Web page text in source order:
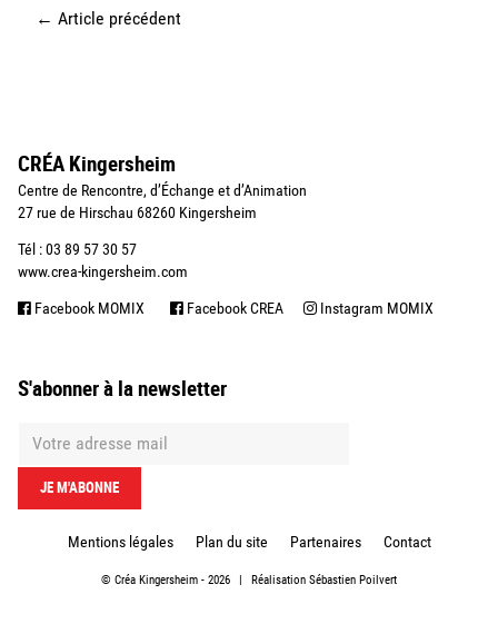
← Article précédent
CRÉA Kingersheim
Centre de Rencontre, d’Échange et d’Animation
27 rue de Hirschau 68260 Kingersheim
Tél : 03 89 57 30 57
www.crea-kingersheim.com
Facebook MOMIX Facebook CREA Instagram MOMIX
S'abonner à la newsletter
Mentions légales Plan du site Partenaires Contact
© Créa Kingersheim - 2026 | Réalisation Sébastien Poilvert